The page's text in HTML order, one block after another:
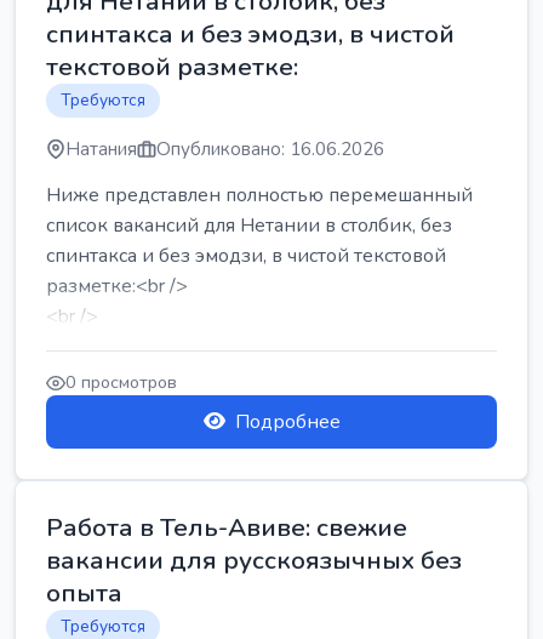
спинтакса и без эмодзи, в чистой
текстовой разметке:
Требуются
Натания Опубликовано: 16.06.2026
Ниже представлен полностью перемешанный
список вакансий для Нетании в столбик, без
спинтакса и без эмодзи, в чистой текстовой
разметке:<br />
<br />
Работа в Нетании на мебельном производстве:
требу...
0 просмотров
Подробнее
Работа в Тель-Авиве: свежие
вакансии для русскоязычных без
опыта
Требуются